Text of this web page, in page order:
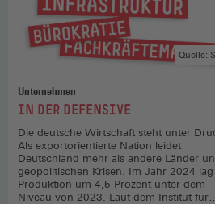
Unternehmen
:IN DER DEFENSIVE
Quelle:
Die deutsche Wirtschaft steht unter
Als exportorientierte Nation leidet
Deutschland mehr als andere Länder
geopolitischen Krisen. Im Jahr 2024 lag
Produktion um 4,5 Prozent unter dem
Niveau von 2023. Laut dem Institut für